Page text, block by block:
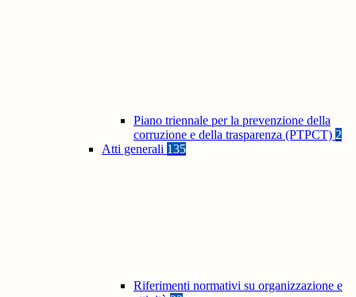
Piano triennale per la prevenzione della
corruzione e della trasparenza (PTPCT) 2
Atti generali 135
Riferimenti normativi su organizzazione e